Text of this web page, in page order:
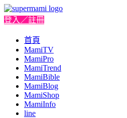
登入／註冊
首頁
MamiTV
MamiPro
MamiTrend
MamiBible
MamiBlog
MamiShop
MamiInfo
line